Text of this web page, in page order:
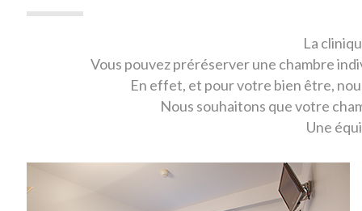
La
Vous pouvez préréserver une chambre
En effet, et pour votre bien être,
Nous souhaitons que votre
Une